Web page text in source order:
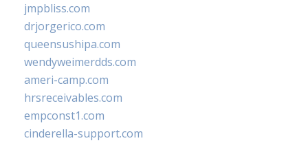
jmpbliss.com
drjorgerico.com
queensushipa.com
wendyweimerdds.com
ameri-camp.com
hrsreceivables.com
empconst1.com
cinderella-support.com